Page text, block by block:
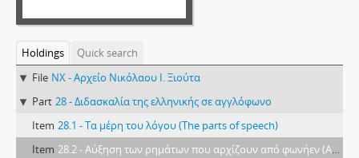
Holdings
Quick search
File NX - Αρχείο Νικόλαου Ι. Ξιούτα
Part 28 - Διδασκαλία της ελληνικής σε αγγλόφωνο
Item 28.1 - Τα μέρη του λόγου (The parts of speech)
Item 28.2 - Αύξηση των ρημάτων που αρχίζουν από φωνήεν (Augment of the verbs, which begin with a vowel)